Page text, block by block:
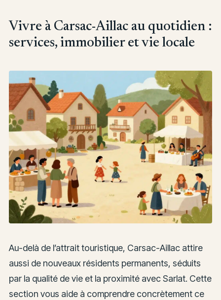
Vivre à Carsac-Aillac au quotidien :
services, immobilier et vie locale
Au-delà de l’attrait touristique, Carsac-Aillac attire
aussi de nouveaux résidents permanents, séduits
par la qualité de vie et la proximité avec Sarlat. Cette
section vous aide à comprendre concrètement ce